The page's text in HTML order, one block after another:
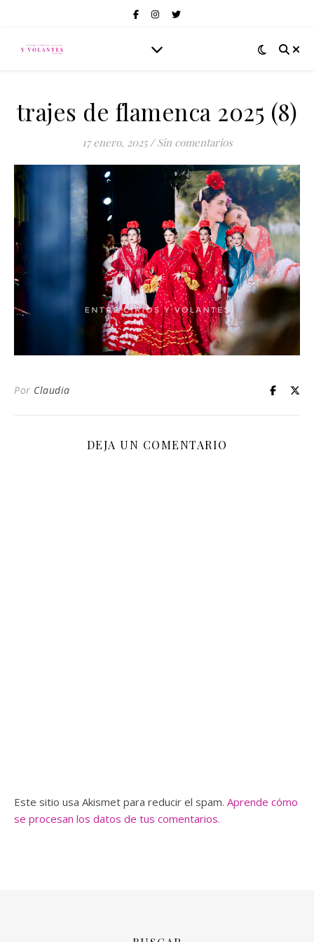
trajes de flamenca 2025 (8)
17 enero, 2025 / Sin comentarios
Por Claudia
DEJA UN COMENTARIO
Este sitio usa Akismet para reducir el spam. Aprende cómo
se procesan los datos de tus comentarios.